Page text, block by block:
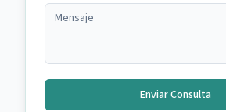
Enviar Consulta